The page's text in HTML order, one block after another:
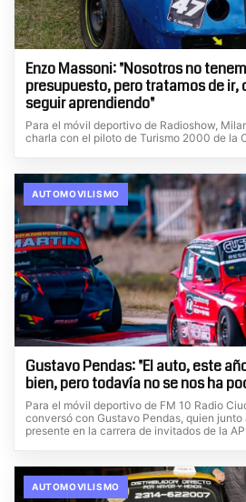
Enzo Massoni: "Nosotros no
presupuesto, pero tratamos de ir,
seguir aprendiendo"
Para el móvil deportivo de Radioshow,
charla con el piloto de Turismo 2000 de la
AUTOMOVILISMO
Gustavo Pendas: "El auto, este
bien, pero todavía no se nos ha
Para el móvil deportivo de FM 10 Radio
conversó con Gustavo Pendas, quien
presente en la carrera de invitados de la
AUTOMOVILISMO